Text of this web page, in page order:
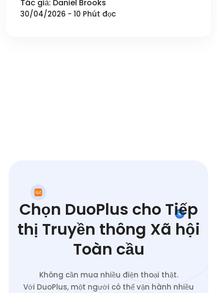
Tác giả: Daniel Brooks
30/04/2026 - 10 Phút đọc
Chọn DuoPlus cho Tiếp
thị Truyền thông Xã hội
Toàn cầu
Không cần mua nhiều điện thoại thật.
Với DuoPlus, một người có thể vận hành nhiều